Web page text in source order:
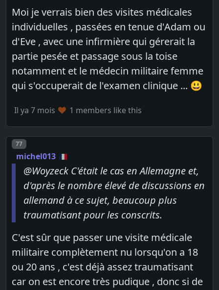
Moi je verrais bien des visites médicales
individuelles , passées en tenue d'Adam ou
d'Eve , avec une infirmière qui gérerait la
partie pesée et passage sous la toise
notamment et le médecin militaire femme
qui s'occuperait de l'examen clinique ... 😃
Il ya 7 mois 1 members like this
Post number
77
michel013
@Woyzeck C'était le cas en Allemagne et,
d'après le nombre élevé de discussions en
allemand à ce sujet, beaucoup plus
traumatisant pour les conscrits.
C'est sûr que passer une visite médicale
militaire complètement nu lorsqu'on a 18
ou 20 ans , c'est déjà assez traumatisant
car on est encore très pudique , donc si de